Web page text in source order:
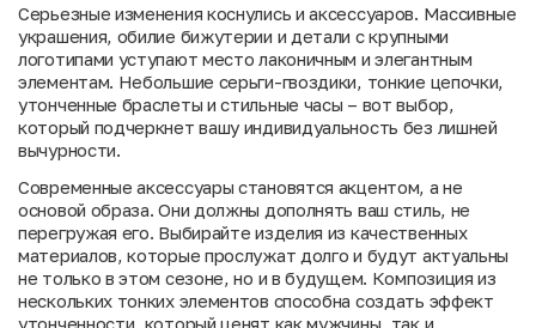
Серьезные изменения коснулись и аксессуаров. Массивные
украшения, обилие бижутерии и детали с крупными
логотипами уступают место лаконичным и элегантным
элементам. Небольшие серьги-гвоздики, тонкие цепочки,
утонченные браслеты и стильные часы – вот выбор,
который подчеркнет вашу индивидуальность без лишней
вычурности.
Современные аксессуары становятся акцентом, а не
основой образа. Они должны дополнять ваш стиль, не
перегружая его. Выбирайте изделия из качественных
материалов, которые прослужат долго и будут актуальны
не только в этом сезоне, но и в будущем. Композиция из
нескольких тонких элементов способна создать эффект
утонченности, который ценят как мужчины, так и